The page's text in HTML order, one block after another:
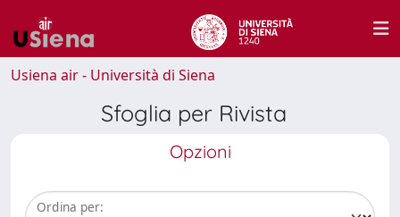
Usiena air - Università di Siena
Sfoglia per Rivista
Opzioni
Ordina per: